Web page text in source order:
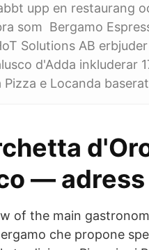
upp en restaurang
som Bergamo
Solutions AB
d'Adda inkluderar
Pizza e Locanda
— adress
of the main
che propone